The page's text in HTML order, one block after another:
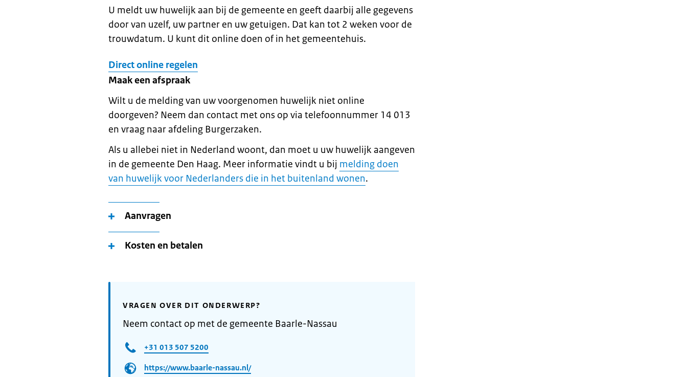
U meldt uw huwelijk aan bij de gemeente en geeft daarbij alle gegevens
door van uzelf, uw partner en uw getuigen. Dat kan tot 2 weken voor de
trouwdatum. U kunt dit online doen of in het gemeentehuis.
Direct online regelen
Maak een afspraak
Wilt u de melding van uw voorgenomen huwelijk niet online
doorgeven? Neem dan contact met ons op via telefoonnummer 14 013
en vraag naar afdeling Burgerzaken.
Als u allebei niet in Nederland woont, dan moet u uw huwelijk aangeven
in de gemeente Den Haag. Meer informatie vindt u bij melding doen
van huwelijk voor Nederlanders die in het buitenland wonen.
Aanvragen
Kosten en betalen
VRAGEN OVER DIT ONDERWERP?
Neem contact op met de gemeente Baarle-Nassau
+31 013 507 5200
https://www.baarle-nassau.nl/